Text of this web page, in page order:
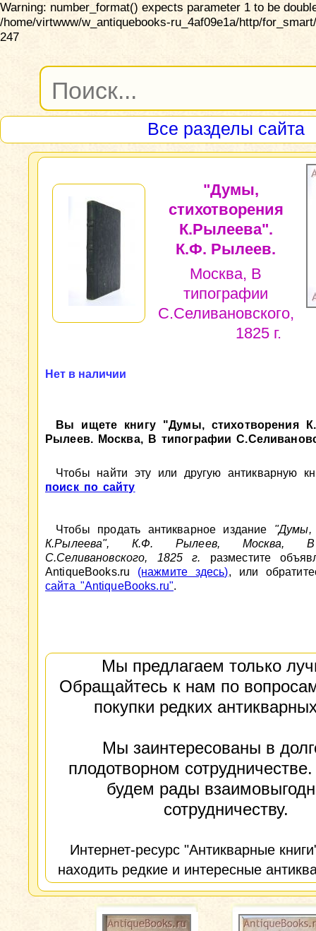
Warning: number_format() expects parameter 1 to be
/home/virtwww/w_antiquebooks-ru_4af09e1a/http/
247
Все разделы сайта
"Думы,
стихотворения
К.Рылеева".
К.Ф. Рылеев.
Москва, В
типографии
С.Селивановского,
1825 г.
Нет в наличии
Вы ищете книгу "Думы, стихотворения
Рылеев. Москва, В типографии
Чтобы найти эту или другую антикварную
поиск по сайту
Чтобы продать антикварное издание "Думы,
К.Рылеева", К.Ф. Рылеев, Москва, В
С.Селивановского, 1825 г. разместите
AntiqueBooks.ru (нажмите здесь), или
сайта "AntiqueBooks.ru".
Мы предлагаем только
Обращайтесь к нам по
покупки редких
Мы заинтересованы в
плодотворном
будем рады
сотрудничеству.
Интернет-ресурс "Антикварные
находить редкие и интересные